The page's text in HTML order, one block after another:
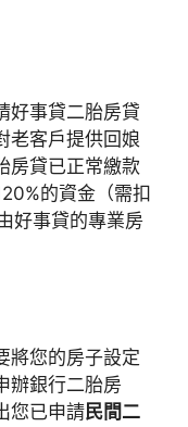
好事貸二胎房貸
老客戶提供回娘
房貸已正常繳款
的資金（需扣
好事貸的專業房
將您的房子設定
辦銀行二胎房
您已申請民間二